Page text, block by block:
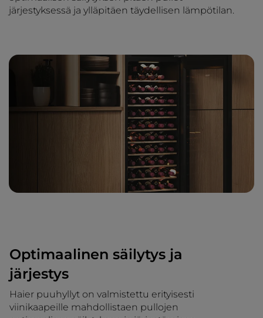
järjestyksessä ja ylläpitäen täydellisen lämpötilan.
Optimaalinen säilytys ja
järjestys
Haier puuhyllyt on valmistettu erityisesti
viinikaapeille mahdollistaen pullojen